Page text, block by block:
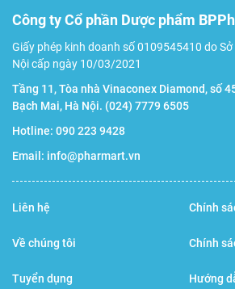
Công ty Cổ phần Dược phẩm
Giấy phép kinh doanh số 0109545410 do
Nội cấp ngày 10/03/2021
Tầng 11, Tòa nhà Vinaconex Diamond, số
Bạch Mai, Hà Nội. (024) 7779 6505
Hotline: 090 223 9428
Email: info@pharmart.vn
Liên hệ
Về chúng tôi
Tuyển dụng
Chính
Chính
Hướng